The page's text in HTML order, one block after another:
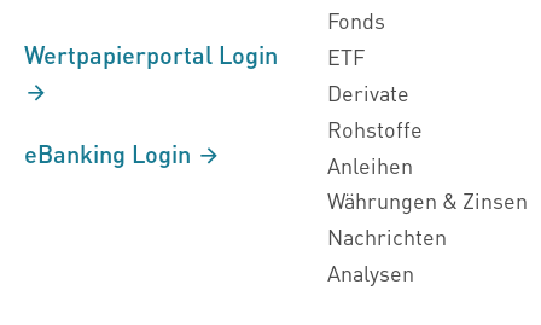
Wertpapierportal Login
eBanking Login
Fonds
ETF
Derivate
Rohstoffe
Anleihen
Währungen & Zinsen
Nachrichten
Analysen